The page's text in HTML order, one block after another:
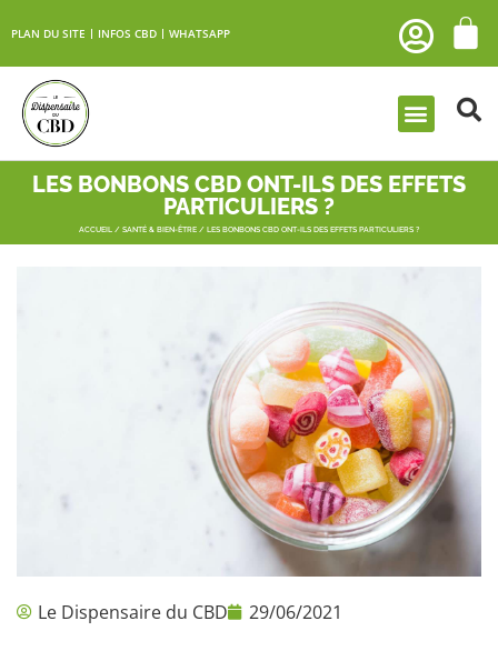
PLAN DU SITE INFOS CBD WHATSAPP
LES BONBONS CBD ONT-ILS DES EFFETS
PARTICULIERS ?
ACCUEIL / SANTÉ & BIEN-ÊTRE / LES BONBONS CBD ONT-ILS DES EFFETS PARTICULIERS ?
Le Dispensaire du CBD 29/06/2021